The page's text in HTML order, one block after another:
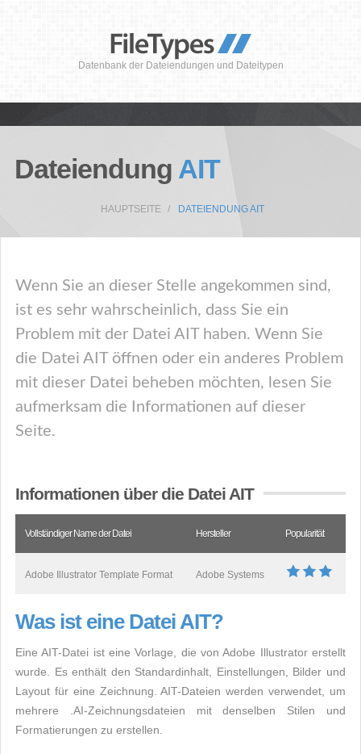
Datenbank der Dateiendungen und Dateitypen
Dateiendung AIT
HAUPTSEITE DATEIENDUNG AIT
Wenn Sie an dieser Stelle angekommen sind,
ist es sehr wahrscheinlich, dass Sie ein
Problem mit der Datei AIT haben. Wenn Sie
die Datei AIT öffnen oder ein anderes Problem
mit dieser Datei beheben möchten, lesen Sie
aufmerksam die Informationen auf dieser
Seite.
Informationen über die Datei AIT
Vollständiger Name der Datei Hersteller Popularität
Adobe Illustrator Template Format Adobe Systems
Was ist eine Datei AIT?
Eine AIT-Datei ist eine Vorlage, die von Adobe Illustrator erstellt
wurde. Es enthält den Standardinhalt, Einstellungen, Bilder und
Layout für eine Zeichnung. AIT-Dateien werden verwendet, um
mehrere .AI-Zeichnungsdateien mit denselben Stilen und
Formatierungen zu erstellen.